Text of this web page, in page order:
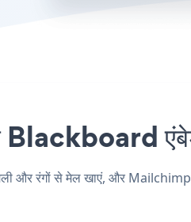
एंबेड
और रंगों से मेल खाएं, और